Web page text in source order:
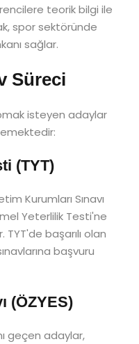
teorik bilgi ile
spor sektöründe
sağlar.
Süreci
isteyen adaylar
(TYT)
Kurumları Sınavı
Yeterlilik Testi'ne
başarılı olan
başvuru
(ÖZYES)
geçen adaylar,